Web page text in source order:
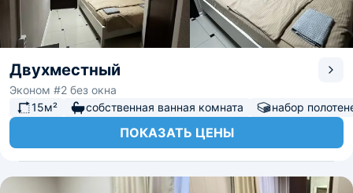
Двухместный
Эконом #2 без окна
15м²
собственная ванная комната набор
ПОКАЗАТЬ ЦЕНЫ